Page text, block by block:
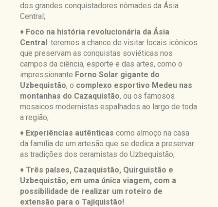
dos grandes conquistadores nômades da Ásia
Central;
♦ Foco na história revolucionária da Ásia
Central: teremos a chance de visitar locais icônicos
que preservam as conquistas soviéticas nos
campos da ciência, esporte e das artes, como o
impressionante Forno Solar gigante do
Uzbequistão, o complexo esportivo Medeu nas
montanhas do Cazaquistão, ou os famosos
mosaicos modernistas espalhados ao largo de toda
a região;
♦ Experiências autênticas como almoço na casa
da família de um artesão que se dedica a preservar
as tradições dos ceramistas do Uzbequistão;
♦Três países, Cazaquistão, Quirguistão e
Uzbequistão, em uma única viagem, com a
possibilidade de realizar um roteiro de
extensão para o Tajiquistão!